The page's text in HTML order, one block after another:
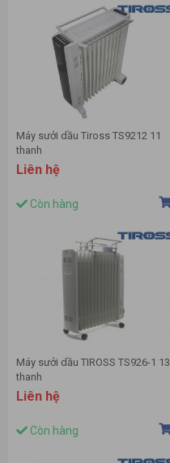
Máy sưởi dầu Tiross TS9212 11
thanh
Liên hệ
Còn hàng
Máy sưởi dầu TIROSS TS926-1 13
thanh
Liên hệ
Còn hàng